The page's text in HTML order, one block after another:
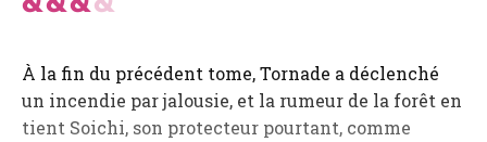
À la fin du précédent tome, Tornade a déclenché
un incendie par jalousie, et la rumeur de la forêt en
tient Soichi, son protecteur pourtant, comme